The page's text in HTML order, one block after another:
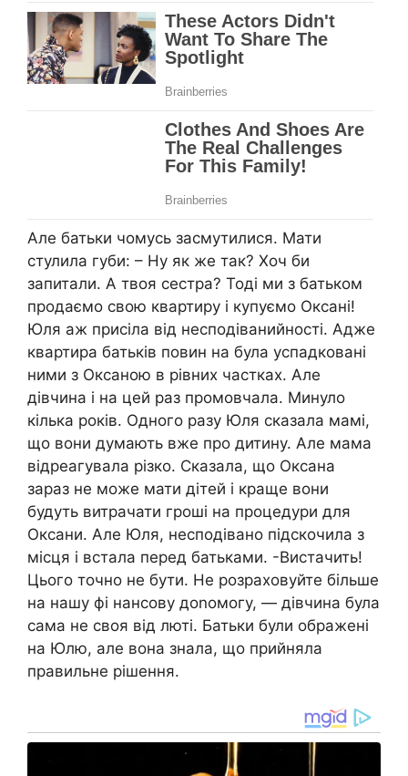
Але батьки чомусь засмутилися. Мати
стулила губи: – Ну як же так? Хоч би
запитали. А твоя сестра? Тоді ми з батьком
продаємо свою квартиру і купуємо Оксані!
Юля аж присіла від несподіванийності. Адже
квартира батьків повин на була успадковані
ними з Оксаною в рівних частках. Але
дівчина і на цей раз промовчала. Минуло
кілька років. Одного разу Юля сказала мамі,
що вони думають вже про дитину. Але мама
відреагувала різко. Сказала, що Оксана
зараз не може мати дітей і краще вони
будуть витрачати гроші на процедури для
Оксани. Але Юля, несподівано підскочила з
місця і встала перед батьками. -Вистачить!
Цього точно не бути. Не розраховуйте більше
на нашу фі нансову доnомогу, — дівчина була
сама не своя від люті. Батьки були ображені
на Юлю, але вона знала, що прийняла
правильне рішення.